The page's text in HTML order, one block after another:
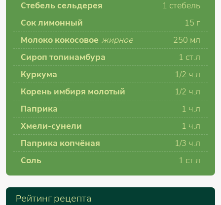
Стебель сельдерея
1 стебель
Сок лимонный
15 г
Молоко кокосовое жирное 250 мл
Сироп топинамбура
1 ст.л
Куркума
1/2 ч.л
Корень имбиря молотый
1/2 ч.л
Паприка
1 ч.л
Хмели-сунели
1 ч.л
Паприка копчёная
1/3 ч.л
Соль
1 ст.л
Рейтинг рецепта